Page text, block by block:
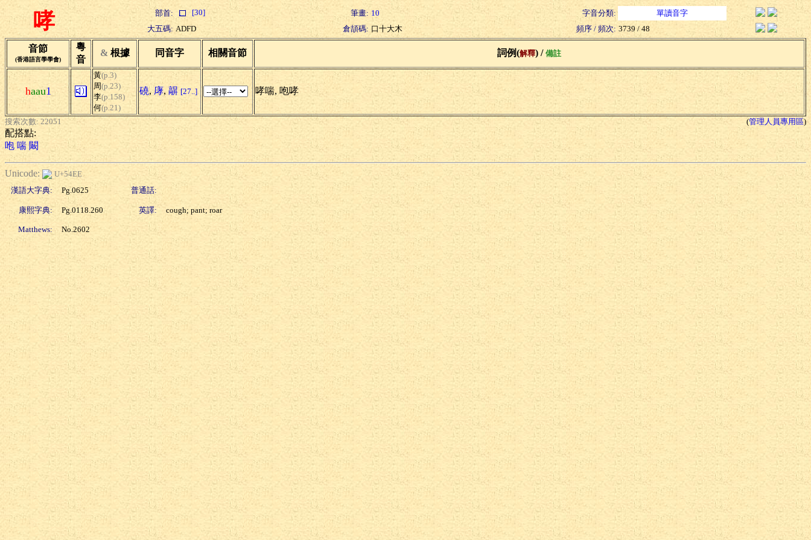
哮 部首: [30] 筆畫: 10 字音分類:
單讀音字
大五碼: ADFD 倉頡碼: 口十大木 頻序 / 頻次: 3739 / 48
音節
(香港語言學學會)
粵
音
& 根據 同音字 相關音節 詞例(解釋) / 備註
haau1
黃(p.3)
周(p.23)
李(p.158)
何(p.21)
磽, 庨, 髜 [27..] 哮喘, 咆哮
搜索次數: 22051 (管理人員專用區)
配搭點:
咆 喘 闞
Unicode:
U+54EE
漢語大字典:
Pg.0625 普通話:
康熙字典: Pg.0118.260 英譯: cough; pant; roar
Matthews: No.2602